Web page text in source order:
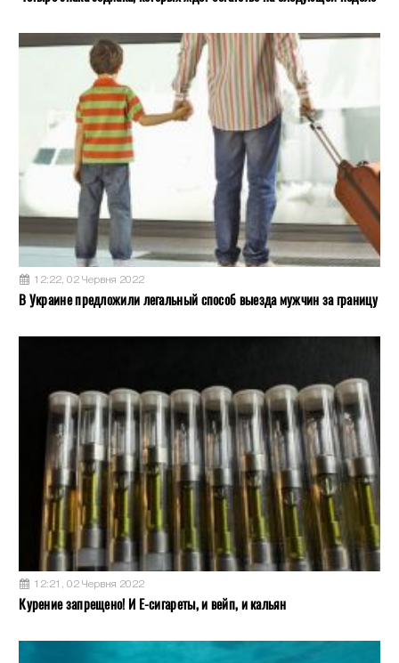
12:22, 02 Червня 2022
В Украине предложили легальный способ выезда мужчин за границу
12:21, 02 Червня 2022
Курение запрещено! И Е-сигареты, и вейп, и кальян